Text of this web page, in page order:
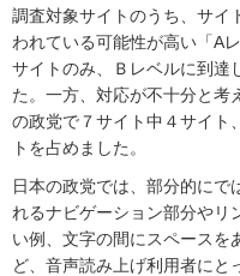
調査対象サイトのうち、サイ
われている可能性が高い「A
サイトのみ、Ｂレベルに到達
た。一方、対応が不十分と考
の政党で７サイト中４サイト
トを占めました。
日本の政党では、部分的にで
れるナビゲーション部分やリ
い例、文字の間にスペースを
ど、音声読み上げ利用者にと